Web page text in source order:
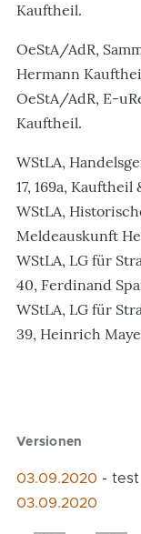
Kauftheil.
OeStA/AdR,
Hermann
OeStA/AdR, E-
Kauftheil.
WStLA,
17, 169a, Kauftheil
WStLA,
Meldeauskunft
WStLA, LG für
40, Ferdinand
WStLA, LG für
39, Heinrich
Versionen
03.09.2020 -
03.09.2020